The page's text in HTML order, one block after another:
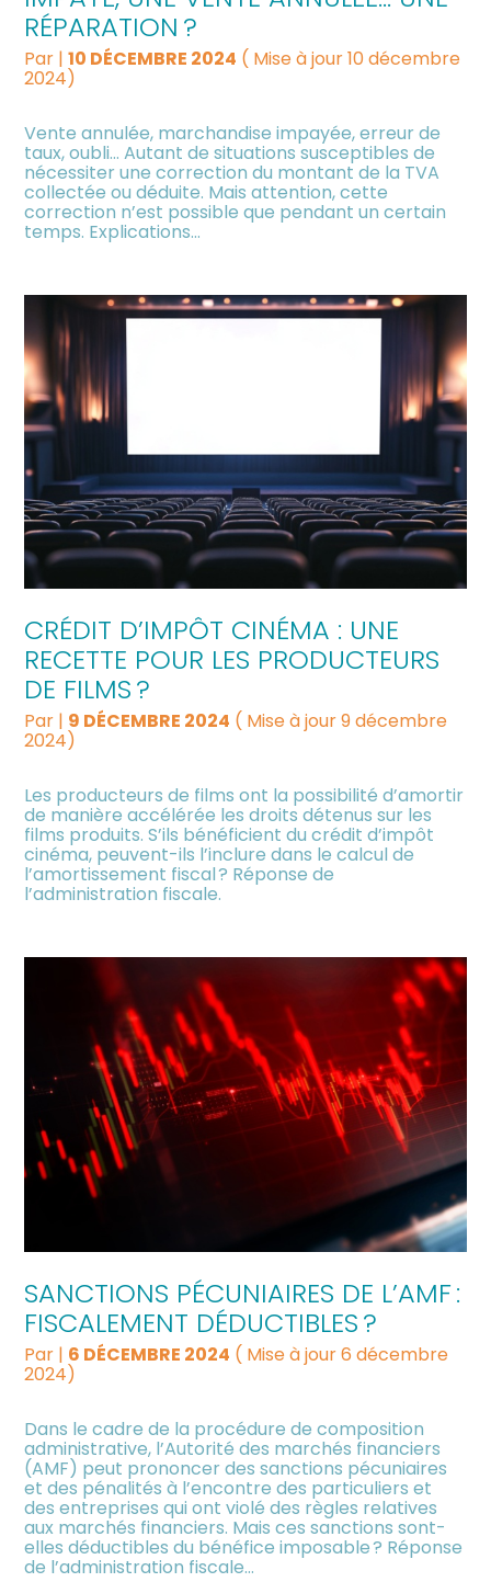
RÉPARATION ?
Par |10 DÉCEMBRE 2024 ( Mise à jour 10 décembre
2024)
Vente annulée, marchandise impayée, erreur de
taux, oubli… Autant de situations susceptibles de
nécessiter une correction du montant de la TVA
collectée ou déduite. Mais attention, cette
correction n’est possible que pendant un certain
temps. Explications…
CRÉDIT D’IMPÔT CINÉMA : UNE
RECETTE POUR LES PRODUCTEURS
DE FILMS ?
Par | 9 DÉCEMBRE 2024 ( Mise à jour 9 décembre
2024)
Les producteurs de films ont la possibilité d’amortir
de manière accélérée les droits détenus sur les
films produits. S’ils bénéficient du crédit d’impôt
cinéma, peuvent-ils l’inclure dans le calcul de
l’amortissement fiscal ? Réponse de
l’administration fiscale.
SANCTIONS PÉCUNIAIRES DE L’AMF :
FISCALEMENT DÉDUCTIBLES ?
Par | 6 DÉCEMBRE 2024 ( Mise à jour 6 décembre
2024)
Dans le cadre de la procédure de composition
administrative, l’Autorité des marchés financiers
(AMF) peut prononcer des sanctions pécuniaires
et des pénalités à l’encontre des particuliers et
des entreprises qui ont violé des règles relatives
aux marchés financiers. Mais ces sanctions sont-
elles déductibles du bénéfice imposable ? Réponse
de l’administration fiscale…